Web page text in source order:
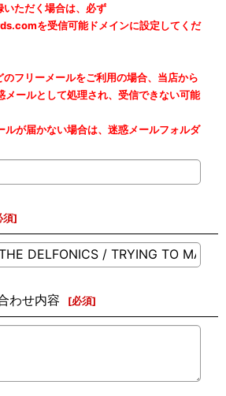
ただく場合は、必ず
を受信可能ドメインに設定してくだ
フリーメールをご利用の場合、当店から
メールとして処理され、受信できない可能
ルが届かない場合は、迷惑メールフォルダ
須]
わせ内容 [必須]